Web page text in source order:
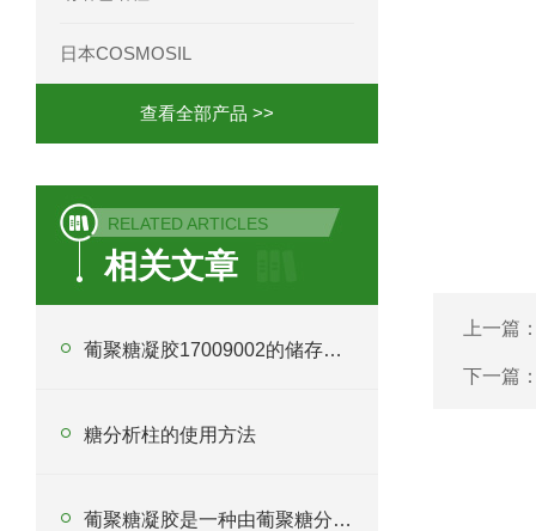
日本COSMOSIL
查看全部产品 >>
RELATED ARTICLES
相关文章
葡聚糖凝胶17009002的储存与使用指南说明
糖分析柱的使用方法
葡聚糖凝胶是一种由葡聚糖分子构成的凝胶材料
上一篇
下一篇